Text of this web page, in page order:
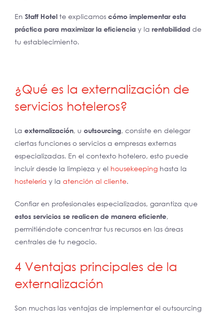
En Staff Hotel te explicamos cómo implementar esta
práctica para maximizar la eficiencia y la rentabilidad de
tu establecimiento.
¿Qué es la externalización de
servicios hoteleros?
La externalización, u outsourcing, consiste en delegar
ciertas funciones o servicios a empresas externas
especializadas. En el contexto hotelero, esto puede
incluir desde la limpieza y el housekeeping hasta la
hostelería y la atención al cliente.
Confiar en profesionales especializados, garantiza que
estos servicios se realicen de manera eficiente,
permitiéndote concentrar tus recursos en las áreas
centrales de tu negocio.
4 Ventajas principales de la
externalización
Son muchas las ventajas de implementar el outsourcing